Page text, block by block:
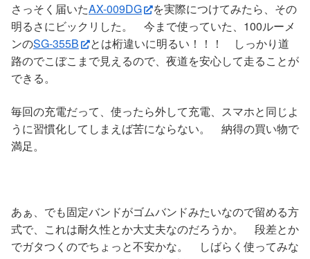
さっそく届いたAX-009DG
を実際につけてみたら、その
明るさにビックリした。 今まで使っていた、100ルーメ
ンのSG-355B
とは桁違いに明るい！！！ しっかり道
路のでこぼこまで見えるので、夜道を安心して走ることが
できる。
毎回の充電だって、使ったら外して充電、スマホと同じよ
うに習慣化してしまえば苦にならない。 納得の買い物で
満足。
あぁ、でも固定バンドがゴムバンドみたいなので留める方
式で、これは耐久性とか大丈夫なのだろうか。 段差とか
でガタつくのでちょっと不安かな。 しばらく使ってみな